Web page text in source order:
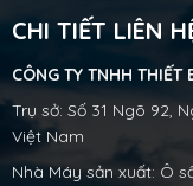
CHI TIẾT LIÊN
CÔNG TY TNHH
Trụ sở: Số 31 Ngõ 92,
Việt Nam
Nhà Máy sản xuất: Ô